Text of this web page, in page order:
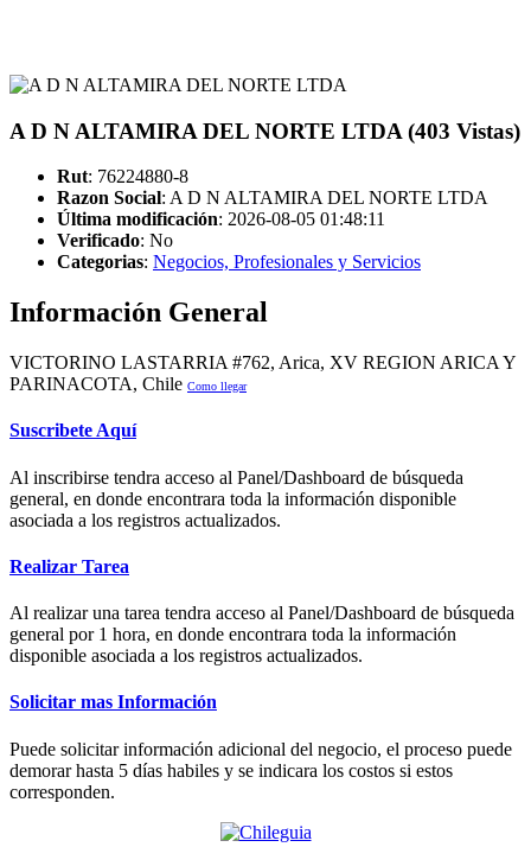
A D N ALTAMIRA DEL NORTE LTDA (403 Vistas)
Rut: 76224880-8
Razon Social: A D N ALTAMIRA DEL NORTE LTDA
Última modificación: 2026-08-05 01:48:11
Verificado: No
Categorias: Negocios, Profesionales y Servicios
Información General
VICTORINO LASTARRIA #762, Arica, XV REGION ARICA Y
PARINACOTA, Chile Como llegar
Suscribete Aquí
Al inscribirse tendra acceso al Panel/Dashboard de búsqueda
general, en donde encontrara toda la información disponible
asociada a los registros actualizados.
Realizar Tarea
Al realizar una tarea tendra acceso al Panel/Dashboard de búsqueda
general por 1 hora, en donde encontrara toda la información
disponible asociada a los registros actualizados.
Solicitar mas Información
Puede solicitar información adicional del negocio, el proceso puede
demorar hasta 5 días habiles y se indicara los costos si estos
corresponden.